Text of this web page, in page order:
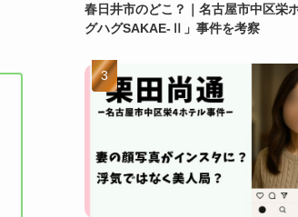
春日井市のどこ？｜名古屋市中区栄
グハグSAKAE-Ⅱ」事件を考察